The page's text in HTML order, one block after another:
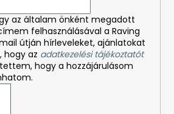
az általam önként megadott
felhasználásával a Raving
útján hírleveleket, ajánlatokat
hogy az adatkezelési tájékoztatót
hogy a hozzájárulásom